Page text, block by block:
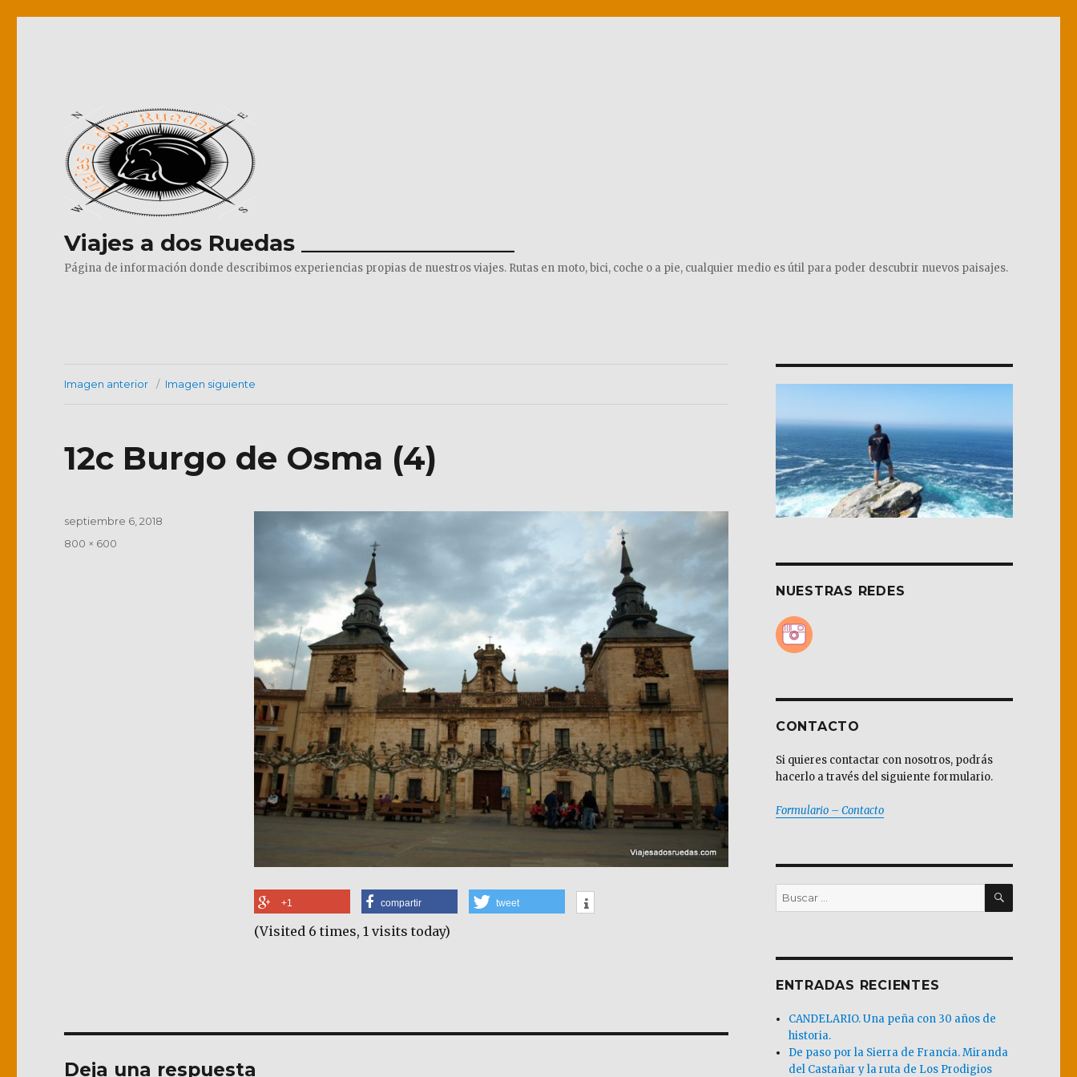
Viajes a dos Ruedas ___________________
Página de información donde describimos experiencias propias de nuestros viajes. Rutas en moto, bici, coche o a pie, cualquier medio es útil para poder descubrir nuevos paisajes.
Imagen anterior Imagen siguiente
12c Burgo de Osma (4)
+1 compartir tweet
(Visited 6 times, 1 visits today)
Publicado
septiembre 6, 2018
Tamaño
800 × 600
Deja una respuesta
NUESTRAS REDES
CONTACTO
Si quieres contactar con nosotros, podrás
hacerlo a través del siguiente formulario.
Formulario – Contacto
Buscar
por:
BUSCAR
ENTRADAS RECIENTES
CANDELARIO. Una peña con 30 años de
historia.
De paso por la Sierra de Francia. Miranda
del Castañar y la ruta de Los Prodigios